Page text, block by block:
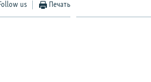
us Печать